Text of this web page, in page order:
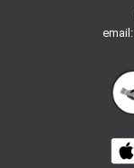
email: